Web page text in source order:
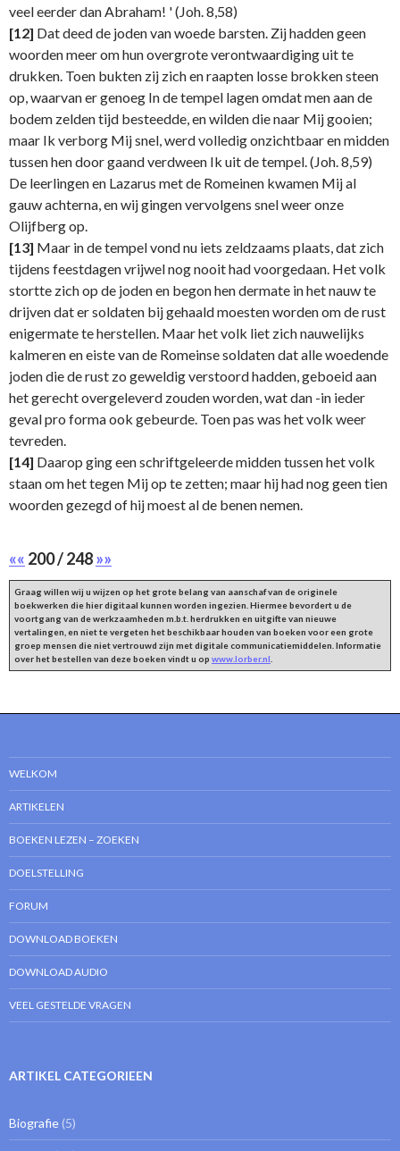
veel eerder dan Abraham! ' (Joh. 8,58)
[12] Dat deed de joden van woede barsten. Zij hadden geen
woorden meer om hun overgrote verontwaardiging uit te
drukken. Toen bukten zij zich en raapten losse brokken steen
op, waarvan er genoeg In de tempel lagen omdat men aan de
bodem zelden tijd besteedde, en wilden die naar Mij gooien;
maar Ik verborg Mij snel, werd volledig onzichtbaar en midden
tussen hen door gaand verdween Ik uit de tempel. (Joh. 8,59)
De leerlingen en Lazarus met de Romeinen kwamen Mij al
gauw achterna, en wij gingen vervolgens snel weer onze
Olijfberg op.
[13] Maar in de tempel vond nu iets zeldzaams plaats, dat zich
tijdens feestdagen vrijwel nog nooit had voorgedaan. Het volk
stortte zich op de joden en begon hen dermate in het nauw te
drijven dat er soldaten bij gehaald moesten worden om de rust
enigermate te herstellen. Maar het volk liet zich nauwelijks
kalmeren en eiste van de Romeinse soldaten dat alle woedende
joden die de rust zo geweldig verstoord hadden, geboeid aan
het gerecht overgeleverd zouden worden, wat dan -in ieder
geval pro forma ook gebeurde. Toen pas was het volk weer
tevreden.
[14] Daarop ging een schriftgeleerde midden tussen het volk
staan om het tegen Mij op te zetten; maar hij had nog geen tien
woorden gezegd of hij moest al de benen nemen.
«« 200 / 248»»
Graag willen wij u wijzen op het grote belang van aanschaf van de originele
boekwerken die hier digitaal kunnen worden ingezien. Hiermee bevordert u de
voortgang van de werkzaamheden m.b.t. herdrukken en uitgifte van nieuwe
vertalingen, en niet te vergeten het beschikbaar houden van boeken voor een grote
groep mensen die niet vertrouwd zijn met digitale communicatiemiddelen. Informatie
over het bestellen van deze boeken vindt u op www.lorber.nl
WELKOM
ARTIKELEN
BOEKEN LEZEN – ZOEKEN
DOELSTELLING
FORUM
DOWNLOAD BOEKEN
DOWNLOAD AUDIO
VEEL GESTELDE VRAGEN
ARTIKEL CATEGORIEEN
Biografie (5)